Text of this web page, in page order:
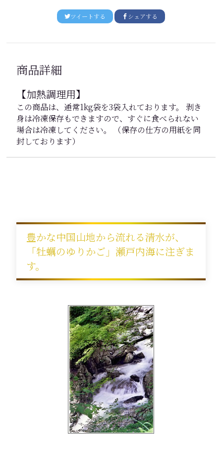
ツイートする シェアする
商品詳細
【加熱調理用】
この商品は、通常1kg袋を3袋入れております。 剥き
身は冷凍保存もできますので、すぐに食べられない
場合は冷凍してください。 （保存の仕方の用紙を同
封しております）
豊かな中国山地から流れる清水が、
「牡蠣のゆりかご」瀬戸内海に注ぎま
す。